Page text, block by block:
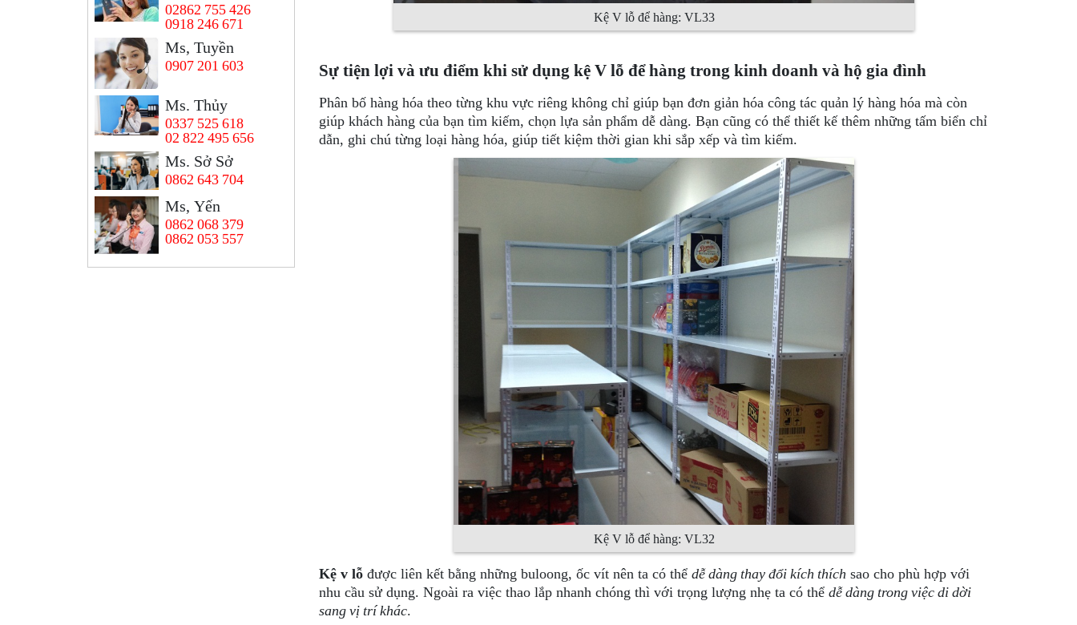
Kệ V lỗ để hàng: VL33
Sự tiện lợi và ưu điểm khi sử dụng kệ V lỗ để hàng trong kinh doanh và hộ gia đình
Phân bố hàng hóa theo từng khu vực riêng không chỉ giúp bạn đơn giản hóa công tác quản lý hàng hóa mà còn
giúp khách hàng của bạn tìm kiếm, chọn lựa sản phẩm dễ dàng. Bạn cũng có thể thiết kế thêm những tấm biển chỉ
dẫn, ghi chú từng loại hàng hóa, giúp tiết kiệm thời gian khi sắp xếp và tìm kiếm.
Kệ V lỗ để hàng: VL32
Kệ v lỗ được liên kết bằng những buloong, ốc vít nên ta có thểdễ dàng thay đổi kích thích sao cho phù hợp với
nhu cầu sử dụng. Ngoài ra việc thao lắp nhanh chóng thì với trọng lượng nhẹ ta có thểdễ dàng trong việc di dời
sang vị trí khác.
02862 755 426
0918 246 671
Ms, Tuyền
0907 201 603
Ms. Thủy
0337 525 618
02 822 495 656
Ms. Sở Sở
0862 643 704
Ms, Yến
0862 068 379
0862 053 557